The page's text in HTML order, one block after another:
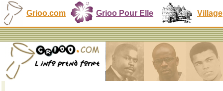
Grioo.com Grioo Pour Elle Village